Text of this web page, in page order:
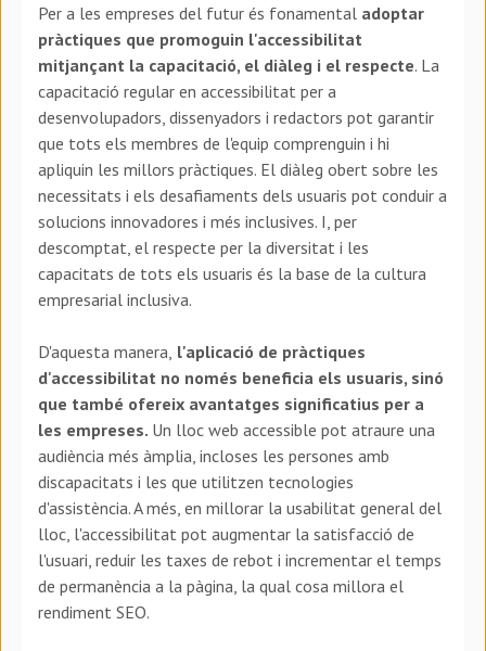
Per a les empreses del futur és fonamental adoptar
pràctiques que promoguin l'accessibilitat
mitjançant la capacitació, el diàleg i el respecte. La
capacitació regular en accessibilitat per a
desenvolupadors, dissenyadors i redactors pot garantir
que tots els membres de l'equip comprenguin i hi
apliquin les millors pràctiques. El diàleg obert sobre les
necessitats i els desafiaments dels usuaris pot conduir a
solucions innovadores i més inclusives. I, per
descomptat, el respecte per la diversitat i les
capacitats de tots els usuaris és la base de la cultura
empresarial inclusiva.
D'aquesta manera, l'aplicació de pràctiques
d'accessibilitat no només beneficia els usuaris, sinó
que també ofereix avantatges significatius per a
les empreses. Un lloc web accessible pot atraure una
audiència més àmplia, incloses les persones amb
discapacitats i les que utilitzen tecnologies
d'assistència. A més, en millorar la usabilitat general del
lloc, l'accessibilitat pot augmentar la satisfacció de
l'usuari, reduir les taxes de rebot i incrementar el temps
de permanència a la pàgina, la qual cosa millora el
rendiment SEO.